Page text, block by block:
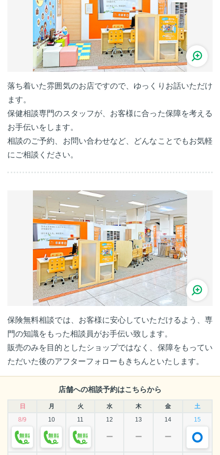
落ち着いた雰囲気のお店ですので、ゆっくりお話いただけ
ます。
保健相談専門のスタッフが、お客様に合った保障を考える
お手伝いをします。
相談のご予約、お問い合わせなど、どんなことでもお気軽
にご相談ください。
保険無料相談では、お客様に安心していただけるよう、専
門の知識をもった相談員がお手伝い致します。
販売のみを目的としたショップではなく、保障をもってい
ただいた後のアフターフォローもきちんといたします。
店舗への相談予約はこちらから
日 月 火 水 木 金
土
8/9
10 11 12 13 14 15
ー ー ー